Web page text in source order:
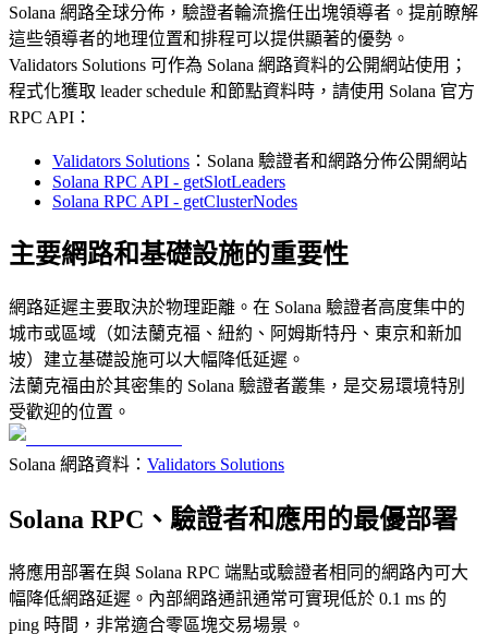
Solana 網路全球分佈，驗證者輪流擔任出塊領導者。提前瞭解
這些領導者的地理位置和排程可以提供顯著的優勢。
Validators Solutions 可作為 Solana 網路資料的公開網站使用；
程式化獲取 leader schedule 和節點資料時，請使用 Solana 官方
RPC API：
Validators Solutions ：Solana 驗證者和網路分佈公開網站
Solana RPC API - getSlotLeaders
Solana RPC API - getClusterNodes
主要網路和基礎設施的重要性
網路延遲主要取決於物理距離。在 Solana 驗證者高度集中的
城市或區域（如法蘭克福、紐約、阿姆斯特丹、東京和新加
坡）建立基礎設施可以大幅降低延遲。
法蘭克福由於其密集的 Solana 驗證者叢集，是交易環境特別
受歡迎的位置。
Solana 網路資料： Validators Solutions
Solana RPC、驗證者和應用的最優部署
將應用部署在與 Solana RPC 端點或驗證者相同的網路內可大
幅降低網路延遲。內部網路通訊通常可實現低於 0.1 ms 的
ping 時間，非常適合零區塊交易場景。